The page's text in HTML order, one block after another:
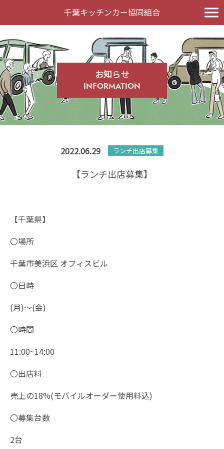
千葉キッチンカー協同組合
お知らせ
INFORMATION
2022.06.29 ランチ出店募集
【ランチ出店募集】
【千葉県】
〇場所
千葉市美浜区 オフィスビル
〇日時
(月)〜(金)
〇時間
11:00~14:00
〇出店料
売上の18%(モバイルオーダー使用料込)
〇募集台数
2台